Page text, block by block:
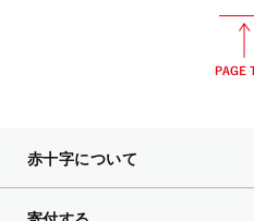
赤十字について